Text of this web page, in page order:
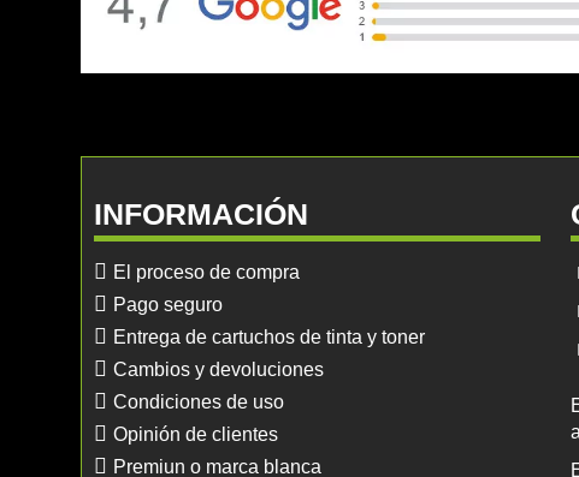
INFORMACIÓN
El proceso de compra
Pago seguro
Entrega de cartuchos de tinta y toner
Cambios y devoluciones
Condiciones de uso
Opinión de clientes
Premiun o marca blanca